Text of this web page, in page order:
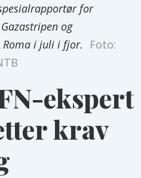
for
og
Roma i juli i fjor.
Foto:
ekspert
krav